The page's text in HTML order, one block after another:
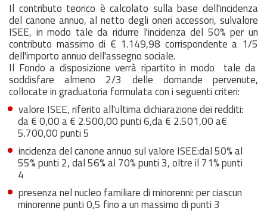
Il contributo teorico è calcolato sulla base dell'incidenza
del canone annuo, al netto degli oneri accessori, sulvalore
ISEE, in modo tale da ridurre l'incidenza del 50% per un
contributo massimo di € 1.149,98 corrispondente a 1/5
dell'importo annuo dell'assegno sociale.
Il Fondo a disposizione verrà ripartito in modo tale da
soddisfare almeno 2/3 delle domande pervenute,
collocate in graduatoria formulata con i seguenti criteri:
valore ISEE, riferito all'ultima dichiarazione dei redditi:
da € 0,00 a € 2.500,00 punti 6,da € 2.501,00 a€
5.700,00 punti 5
incidenza del canone annuo sul valore ISEE:dal 50% al
55% punti 2, dal 56% al 70% punti 3, oltre il 71% punti
4
presenza nel nucleo familiare di minorenni: per ciascun
minorenne punti 0,5 fino a un massimo di punti 3